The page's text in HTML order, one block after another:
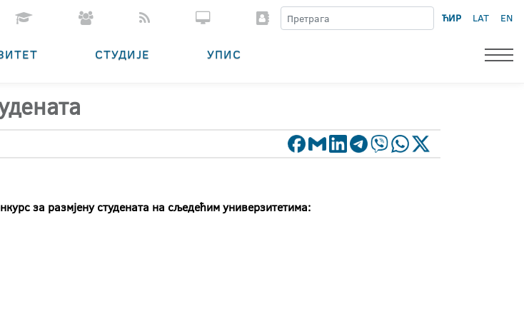
ЋИР LAT EN
СТУДИЈЕ УПИС
за размјену студената на сљедећим универзитетима: